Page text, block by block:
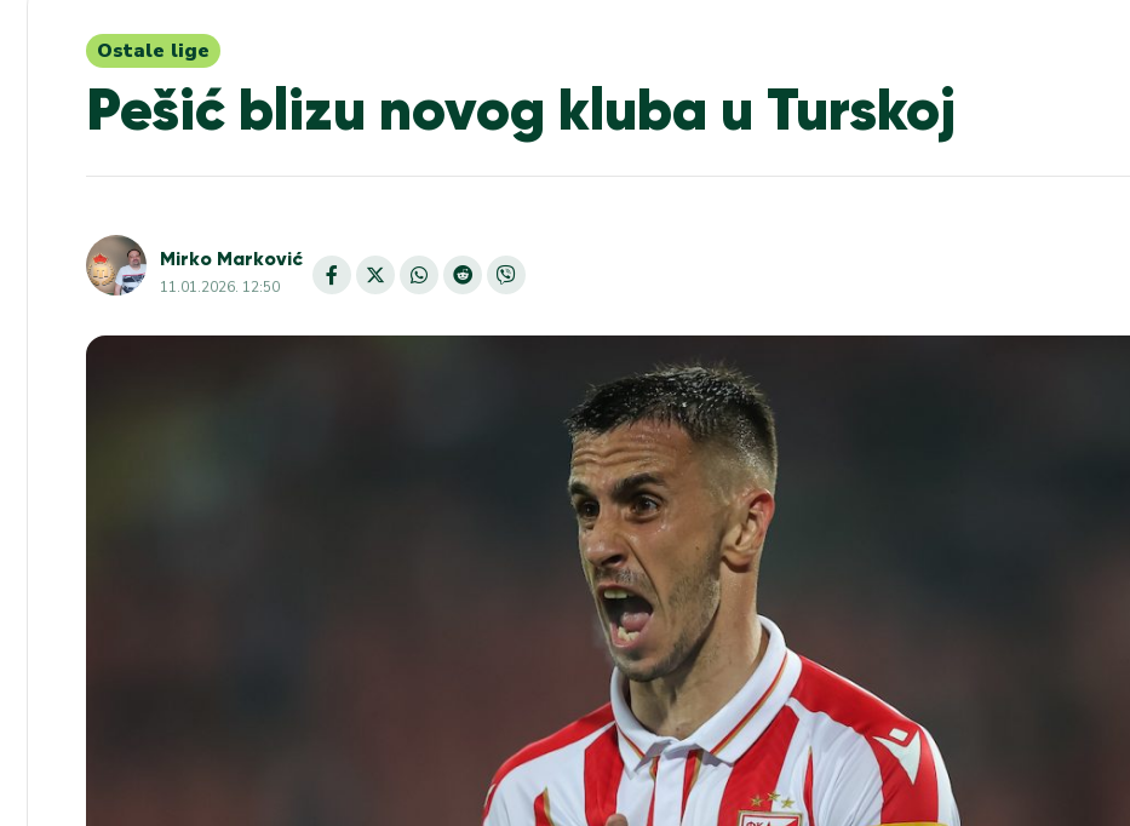
Ostale lige
Pešić blizu novog kluba u Turskoj
Mirko Marković
11.01.2026. 12:50